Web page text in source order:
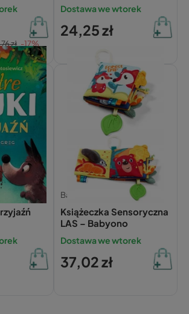
zł -17%
Dostawa we wtorek
24,25 zł
Babyono
Książeczka Sensoryczna
LAS – Babyono
Dostawa we wtorek
37,02 zł